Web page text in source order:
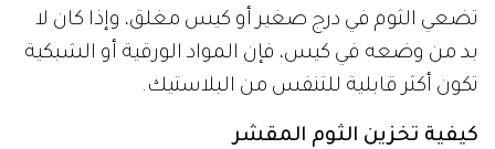
تضعي الثوم في درج صغير أو كيس مغلق، وإذا كان لا
بد من وضعه في كيس، فإن المواد الورقية أو الشبكية
تكون أكثر قابلية للتنفس من البلاستيك.
كيفية تخزين الثوم المقشر